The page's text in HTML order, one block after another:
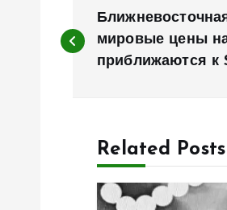
а
мировые цены
приближаются к
Related Posts